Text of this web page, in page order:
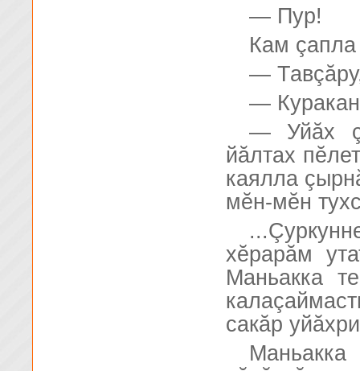
— Пур!
Кам çапла
—
—
— Уйăх
йăлтах
каялла
мĕн-мĕн
хĕрарăм
Маньакка
сакăр